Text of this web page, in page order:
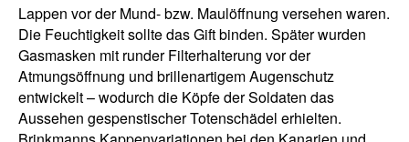
Lappen vor der Mund- bzw. Maulöffnung versehen waren.
Die Feuchtigkeit sollte das Gift binden. Später wurden
Gasmasken mit runder Filterhalterung vor der
Atmungsöffnung und brillenartigem Augenschutz
entwickelt – wodurch die Köpfe der Soldaten das
Aussehen gespenstischer Totenschädel erhielten.